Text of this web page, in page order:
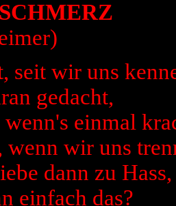
seit wir uns
gedacht,
einmal
wenn wir uns
dann zu Hass,
einfach das?